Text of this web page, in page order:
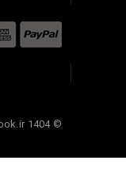
© MajaziBook.ir 1404 | تلفن تماس : 09304293050